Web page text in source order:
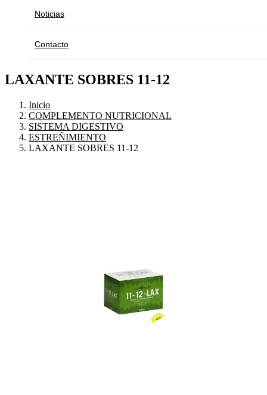
Noticias
Contacto
LAXANTE SOBRES 11-12
Inicio
COMPLEMENTO NUTRICIONAL
SISTEMA DIGESTIVO
ESTREÑIMIENTO
LAXANTE SOBRES 11-12